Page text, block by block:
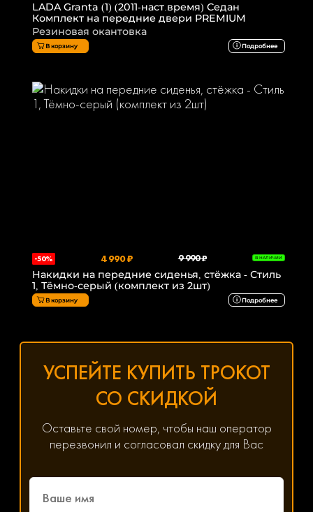
LADA Granta (1) (2011-наст.время) Седан
Комплект на передние двери PREMIUM
Резиновая окантовка
В корзину Подробнее
-50% 4 990 ₽ 9 990 ₽ В НАЛИЧИИ
Накидки на передние сиденья, стёжка - Стиль
1, Тёмно-серый (комплект из 2шт)
В корзину Подробнее
УСПЕЙТЕ КУПИТЬ ТРОКОТ
СО СКИДКОЙ
Оставьте свой номер, чтобы наш оператор
перезвонил и согласовал скидку для Вас